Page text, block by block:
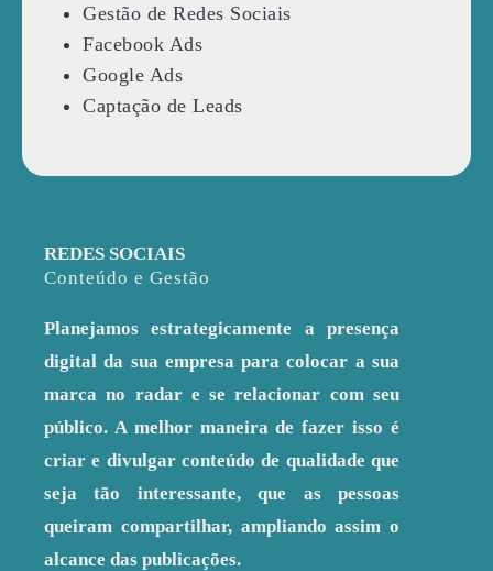
Gestão de Redes Sociais
Facebook Ads
Google Ads
Captação de Leads
REDES SOCIAIS
Conteúdo e Gestão
Planejamos estrategicamente a presença
digital da sua empresa para colocar a sua
marca no radar e se relacionar com seu
público. A melhor maneira de fazer isso é
criar e divulgar conteúdo de qualidade que
seja tão interessante, que as pessoas
queiram compartilhar, ampliando assim o
alcance das publicações.